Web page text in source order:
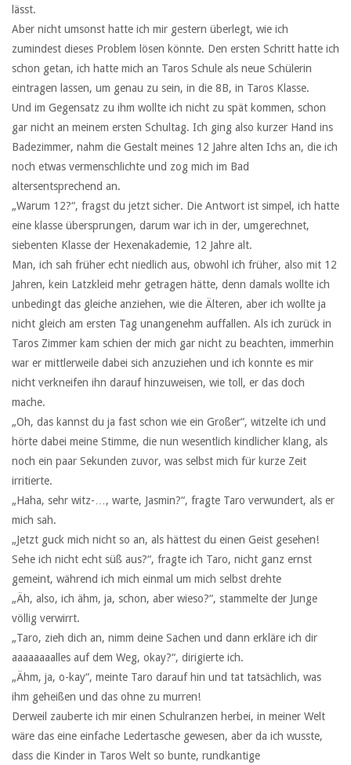
lässt.
Aber nicht umsonst hatte ich mir gestern überlegt, wie ich
zumindest dieses Problem lösen könnte. Den ersten Schritt hatte ich
schon getan, ich hatte mich an Taros Schule als neue Schülerin
eintragen lassen, um genau zu sein, in die 8B, in Taros Klasse.
Und im Gegensatz zu ihm wollte ich nicht zu spät kommen, schon
gar nicht an meinem ersten Schultag. Ich ging also kurzer Hand ins
Badezimmer, nahm die Gestalt meines 12 Jahre alten Ichs an, die ich
noch etwas vermenschlichte und zog mich im Bad
altersentsprechend an.
„Warum 12?“, fragst du jetzt sicher. Die Antwort ist simpel, ich hatte
eine klasse übersprungen, darum war ich in der, umgerechnet,
siebenten Klasse der Hexenakademie, 12 Jahre alt.
Man, ich sah früher echt niedlich aus, obwohl ich früher, also mit 12
Jahren, kein Latzkleid mehr getragen hätte, denn damals wollte ich
unbedingt das gleiche anziehen, wie die Älteren, aber ich wollte ja
nicht gleich am ersten Tag unangenehm auffallen. Als ich zurück in
Taros Zimmer kam schien der mich gar nicht zu beachten, immerhin
war er mittlerweile dabei sich anzuziehen und ich konnte es mir
nicht verkneifen ihn darauf hinzuweisen, wie toll, er das doch
mache.
„Oh, das kannst du ja fast schon wie ein Großer“, witzelte ich und
hörte dabei meine Stimme, die nun wesentlich kindlicher klang, als
noch ein paar Sekunden zuvor, was selbst mich für kurze Zeit
irritierte.
„Haha, sehr witz-…, warte, Jasmin?“, fragte Taro verwundert, als er
mich sah.
„Jetzt guck mich nicht so an, als hättest du einen Geist gesehen!
Sehe ich nicht echt süß aus?“, fragte ich Taro, nicht ganz ernst
gemeint, während ich mich einmal um mich selbst drehte
„Äh, also, ich ähm, ja, schon, aber wieso?“, stammelte der Junge
völlig verwirrt.
„Taro, zieh dich an, nimm deine Sachen und dann erkläre ich dir
aaaaaaaalles auf dem Weg, okay?“, dirigierte ich.
„Ähm, ja, o-kay“, meinte Taro darauf hin und tat tatsächlich, was
ihm geheißen und das ohne zu murren!
Derweil zauberte ich mir einen Schulranzen herbei, in meiner Welt
wäre das eine einfache Ledertasche gewesen, aber da ich wusste,
dass die Kinder in Taros Welt so bunte, rundkantige